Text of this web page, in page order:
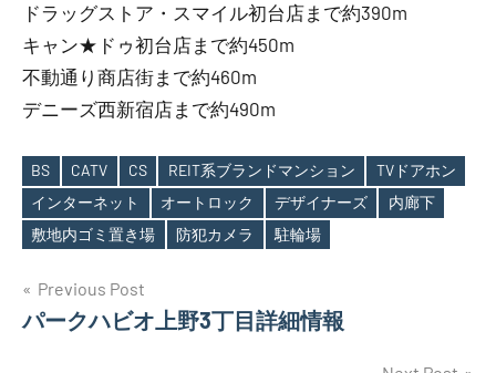
ドラッグストア・スマイル初台店まで約390m
キャン★ドゥ初台店まで約450m
不動通り商店街まで約460m
デニーズ西新宿店まで約490m
Tags
BS CATV CS REIT系ブランドマンション
TVドアホン
インターネット
オートロック デザイナーズ
内廊下
敷地内ゴミ置き場
防犯カメラ 駐輪場
投
稿
Previous Post
パークハビオ上野3丁目詳細情報